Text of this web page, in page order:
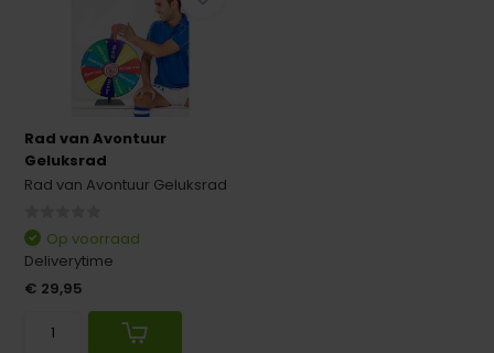
Rad van Avontuur
Geluksrad
Rad van Avontuur Geluksrad
Op voorraad
Deliverytime
€ 29,95